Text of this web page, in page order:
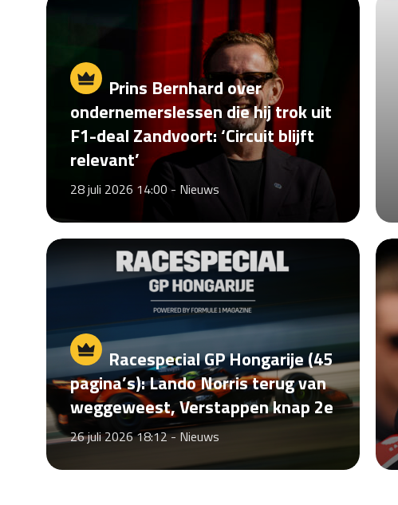
Prins Bernhard over
ondernemerslessen die hij trok uit
F1-deal Zandvoort: ‘Circuit blijft
relevant’
28 juli 2026 14:00 - Nieuws
Racespecial GP Hongarije (45
pagina’s): Lando Norris terug van
weggeweest, Verstappen knap 2e
26 juli 2026 18:12 -Nieuws